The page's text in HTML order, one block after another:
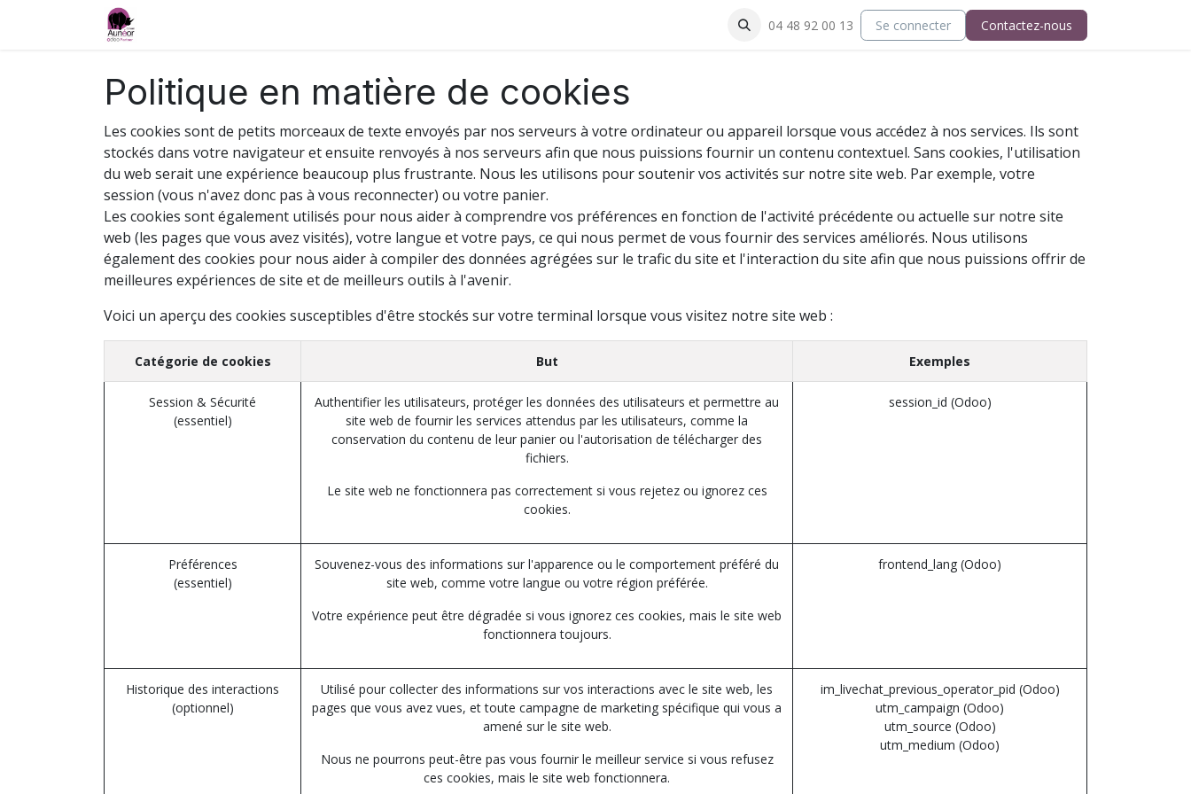
Boutique Contact Support
04 48 92 00 13 Se connecter Contactez-nous
Politique en matière de cookies
Les cookies sont de petits morceaux de texte envoyés par nos serveurs à votre ordinateur ou appareil lorsque vous accédez à nos services. Ils sont
stockés dans votre navigateur et ensuite renvoyés à nos serveurs afin que nous puissions fournir un contenu contextuel. Sans cookies, l'utilisation
du web serait une expérience beaucoup plus frustrante. Nous les utilisons pour soutenir vos activités sur notre site web. Par exemple, votre
session (vous n'avez donc pas à vous reconnecter) ou votre panier.
Les cookies sont également utilisés pour nous aider à comprendre vos préférences en fonction de l'activité précédente ou actuelle sur notre site
web (les pages que vous avez visités), votre langue et votre pays, ce qui nous permet de vous fournir des services améliorés. Nous utilisons
également des cookies pour nous aider à compiler des données agrégées sur le trafic du site et l'interaction du site afin que nous puissions offrir de
meilleures expériences de site et de meilleurs outils à l'avenir.
Voici un aperçu des cookies susceptibles d'être stockés sur votre terminal lorsque vous visitez notre site web :
Catégorie de cookies But Exemples
Session & Sécurité
(essentiel)
Authentifier les utilisateurs, protéger les données des utilisateurs et permettre au
site web de fournir les services attendus par les utilisateurs, comme la
conservation du contenu de leur panier ou l'autorisation de télécharger des
fichiers.
Le site web ne fonctionnera pas correctement si vous rejetez ou ignorez ces
cookies.
session_id (Odoo)
Préférences
(essentiel)
Souvenez-vous des informations sur l'apparence ou le comportement préféré du
site web, comme votre langue ou votre région préférée.
Votre expérience peut être dégradée si vous ignorez ces cookies, mais le site web
fonctionnera toujours.
frontend_lang (Odoo)
Historique des interactions
(optionnel)
Utilisé pour collecter des informations sur vos interactions avec le site web, les
pages que vous avez vues, et toute campagne de marketing spécifique qui vous a
amené sur le site web.
Nous ne pourrons peut-être pas vous fournir le meilleur service si vous refusez
ces cookies, mais le site web fonctionnera.
im_livechat_previous_operator_pid (Odoo)
utm_campaign (Odoo)
utm_source (Odoo)
utm_medium (Odoo)